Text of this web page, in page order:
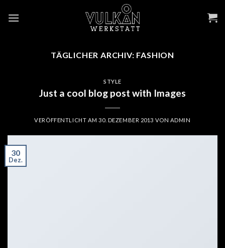
TÄGLICHER ARCHIV: FASHION
STYLE
Just a cool blog post with Images
VERÖFFENTLICHT AM30. DEZEMBER 2013 VON ADMIN
30
Dez.